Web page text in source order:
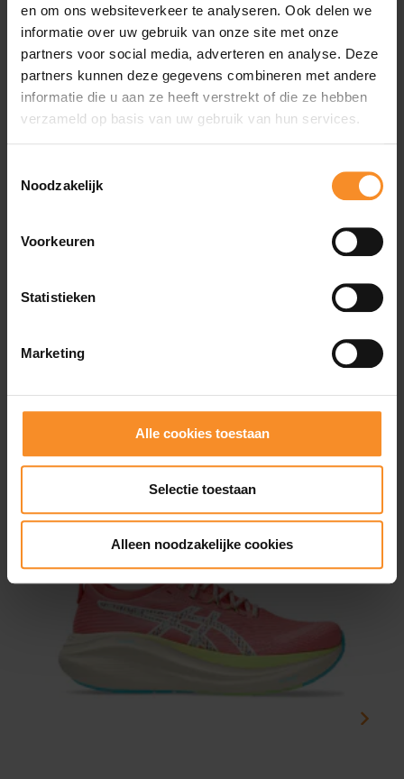
en om ons websiteverkeer te analyseren. Ook delen we
informatie over uw gebruik van onze site met onze
partners voor social media, adverteren en analyse. Deze
partners kunnen deze gegevens combineren met andere
informatie die u aan ze heeft verstrekt of die ze hebben
verzameld op basis van uw gebruik van hun services.
Noodzakelijk
Voorkeuren
Statistieken
Marketing
Alle cookies toestaan
Selectie toestaan
Alleen noodzakelijke cookies
Deze loopschoenen zijn ideaal voor lopers die geen extra
ondersteuning nodig hebben.
Demping |
Dankzij de nitrogen-infused DNA-loft v3.
Drop |10mm
Wat je misschien ook leuk vindt